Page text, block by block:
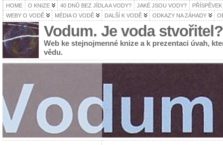
HOME O KNIZE 40 DNŮ BEZ JÍDLA A VODY? JAKÉ JSOU VODY?
WEBY O VODĚ
MÉDIA O VODĚ DALŠÍ K VODĚ ODKAZY NA ZÁHADY
Vodum. Je voda stvořitel?
Web ke stejnojmenné knize a k prezentaci úvah,
vědu.